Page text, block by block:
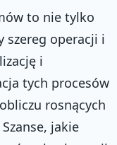
to nie tylko
szereg operacji i
i
tych procesów
rosnących
jakie